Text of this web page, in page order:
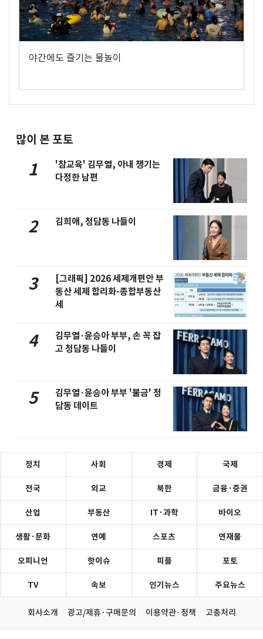
야간에도 즐기는 물놀이
많이 본 포토
1
'참교육' 김무열, 아내 챙기는
다정한 남편
2 김희애, 청담동 나들이
3
[그래픽] 2026 세제개편안 부
동산 세제 합리화-종합부동산
세
4
김무열·윤승아 부부, 손 꼭 잡
고 청담동 나들이
5
김무열·윤승아 부부 '불금' 청
담동 데이트
정치 사회 경제 국제
전국 외교 북한 금융·증권
산업 부동산 IT·과학 바이오
생활·문화 연예 스포츠 연재물
오피니언 핫이슈 피플 포토
TV 속보 인기뉴스 주요뉴스
회사소개 광고/제휴·구매문의 이용약관·정책 고충처리